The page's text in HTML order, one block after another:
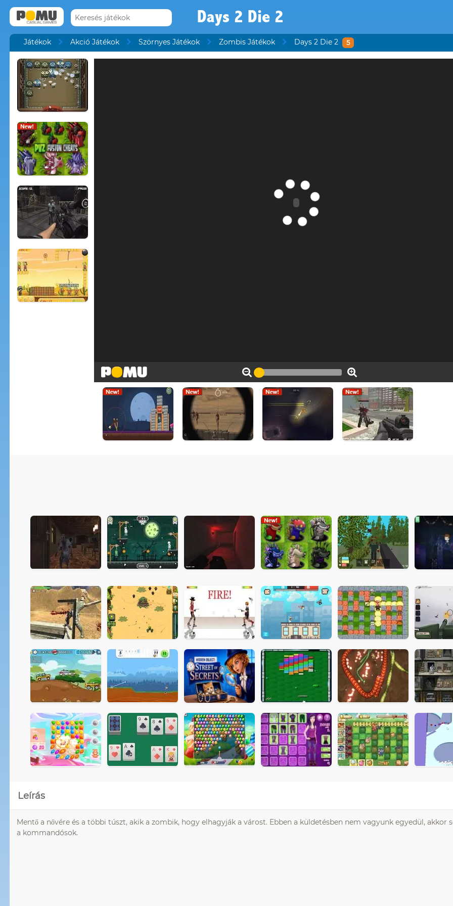
Days 2 Die 2
Játékok Akció Játékok Szörnyes Játékok Zombis Játékok Days 2 Die 2 5
Leírás
Mentő a nővére és a többi túszt, akik a zombik, hogy elhagyják a várost. Ebben a küldetésben nem vagyunk egyedül, akkor
a kommandósok.